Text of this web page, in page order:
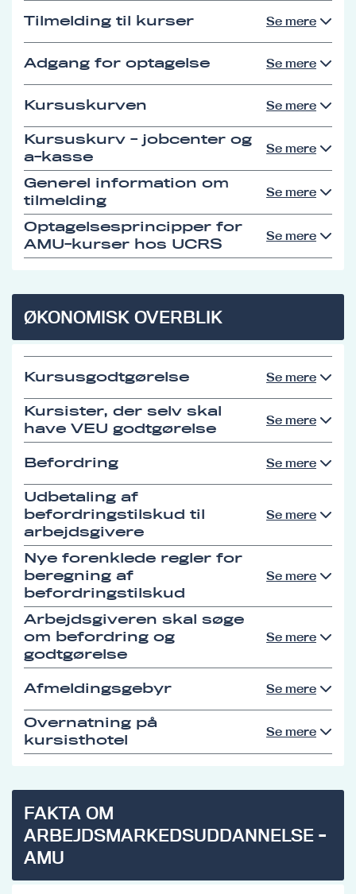
Tilmelding til kurser Se mere
Adgang for optagelse Se mere
Kursuskurven Se mere
Kursuskurv - jobcenter og
a-kasse
Se mere
Generel information om
tilmelding
Se mere
Optagelsesprincipper for
AMU-kurser hos UCRS
Se mere
ØKONOMISK OVERBLIK
Kursusgodtgørelse Se mere
Kursister, der selv skal
have VEU godtgørelse
Se mere
Befordring Se mere
Udbetaling af
befordringstilskud til
arbejdsgivere
Se mere
Nye forenklede regler for
beregning af
befordringstilskud
Se mere
Arbejdsgiveren skal søge
om befordring og
godtgørelse
Se mere
Afmeldingsgebyr Se mere
Overnatning på
kursisthotel
Se mere
FAKTA OM
ARBEJDSMARKEDSUDDANNELSE -
AMU